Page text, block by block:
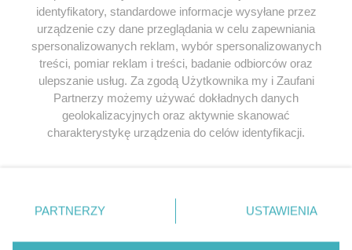
WSPÓŁPRACA
KONTAKT
ODWIEDŹ RÓWNIEŻ:
identyfikatory, standardowe informacje wysyłane przez
urządzenie czy dane przeglądania w celu zapewniania
spersonalizowanych reklam, wybór spersonalizowanych
treści, pomiar reklam i treści, badanie odbiorców oraz
ulepszanie usług. Za zgodą Użytkownika my i Zaufani
Partnerzy możemy używać dokładnych danych
geolokalizacyjnych oraz aktywnie skanować
charakterystykę urządzenia do celów identyfikacji.
zmienić/wycofać klikając przycisk ustawień prywatności
znajdujący się w lewym dolnym rogu strony
. Niektóre
PARTNERZY USTAWIENIA